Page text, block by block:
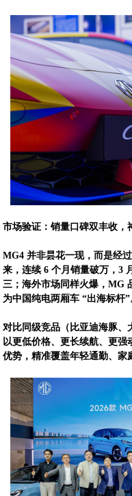
市场验证：销量口碑双丰收，
MG4 并非昙花一现，而是经
来，连续 6 个月销量破万，3
三；海外市场同样火爆，MG
为中国纯电两厢车 “出海标杆”
对比同级竞品（比亚迪海豚、
以更低价格、更长续航、更
优势，精准覆盖年轻通勤、家